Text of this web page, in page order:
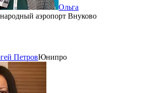
Ольга
аэропорт Внуково
ПетровЮнипро